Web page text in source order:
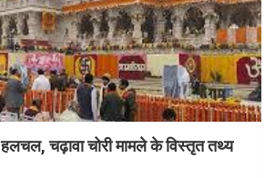
हलचल, चढ़ावा चोरी मामले के विस्तृत तथ्य